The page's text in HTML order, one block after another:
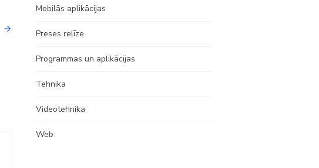
Mobilās aplikācijas
Preses relīze
Programmas un aplikācijas
Tehnika
Videotehnika
Web